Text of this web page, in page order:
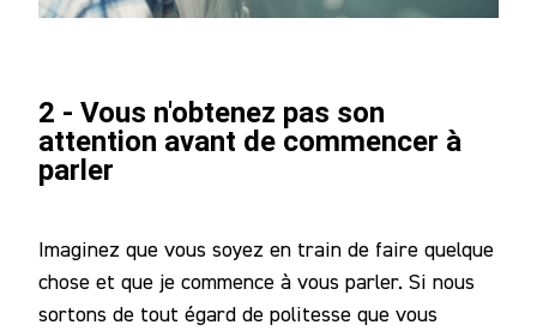
2 - Vous n'obtenez pas son
attention avant de commencer à
parler
Imaginez que vous soyez en train de faire quelque
chose et que je commence à vous parler. Si nous
sortons de tout égard de politesse que vous